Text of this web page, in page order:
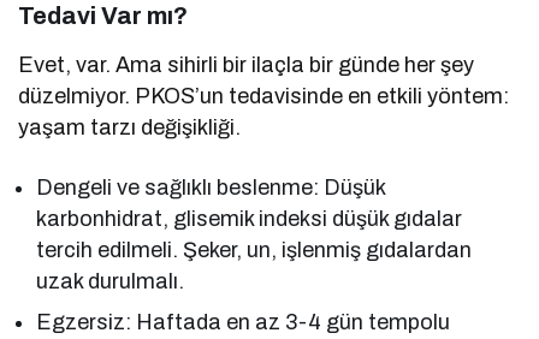
Tedavi Var mı?
Evet, var. Ama sihirli bir ilaçla bir günde her şey
düzelmiyor. PKOS’un tedavisinde en etkili yöntem:
yaşam tarzı değişikliği.
Dengeli ve sağlıklı beslenme: Düşük
karbonhidrat, glisemik indeksi düşük gıdalar
tercih edilmeli. Şeker, un, işlenmiş gıdalardan
uzak durulmalı.
Egzersiz: Haftada en az 3-4 gün tempolu